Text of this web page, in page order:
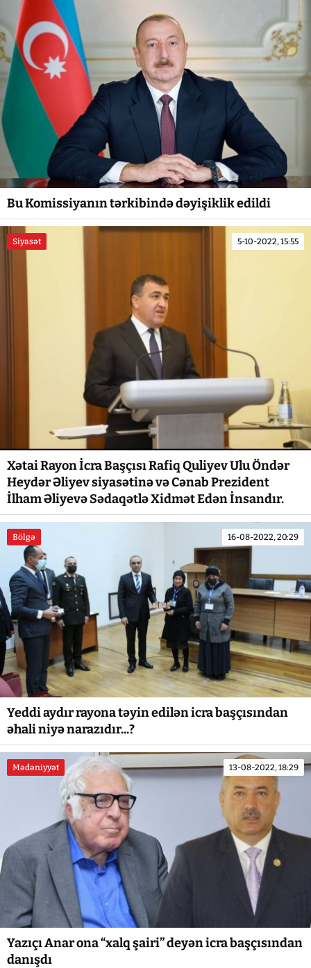
Bu Komissiyanın tərkibində dəyişiklik edildi
Siyasət 5-10-2022, 15:55
Xətai Rayon İcra Başçısı Rafiq Quliyev Ulu Öndər
Heydər Əliyev siyasətinə və Cənab Prezident
İlham Əliyevə Sədaqətlə Xidmət Edən İnsandır.
Bölgə 16-08-2022, 20:29
Yeddi aydır rayona təyin edilən icra başçısından
əhali niyə narazıdır...?
Mədəniyyət 13-08-2022, 18:29
Yazıçı Anar ona “xalq şairi” deyən icra başçısından
danışdı